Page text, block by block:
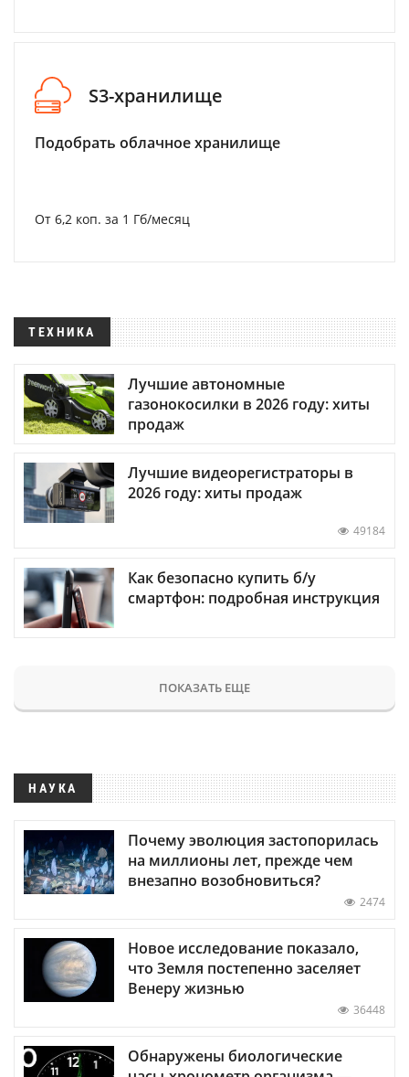
S3-хранилище
Подобрать облачное хранилище
От 6,2 коп. за 1 Гб/месяц
ТЕХНИКА
Лучшие автономные
газонокосилки в 2026 году: хиты
продаж
Лучшие видеорегистраторы в
2026 году: хиты продаж
49184
Как безопасно купить б/у
смартфон: подробная инструкция
ПОКАЗАТЬ ЕЩЕ
НАУКА
Почему эволюция застопорилась
на миллионы лет, прежде чем
внезапно возобновиться?
2474
Новое исследование показало,
что Земля постепенно заселяет
Венеру жизнью
36448
Обнаружены биологические